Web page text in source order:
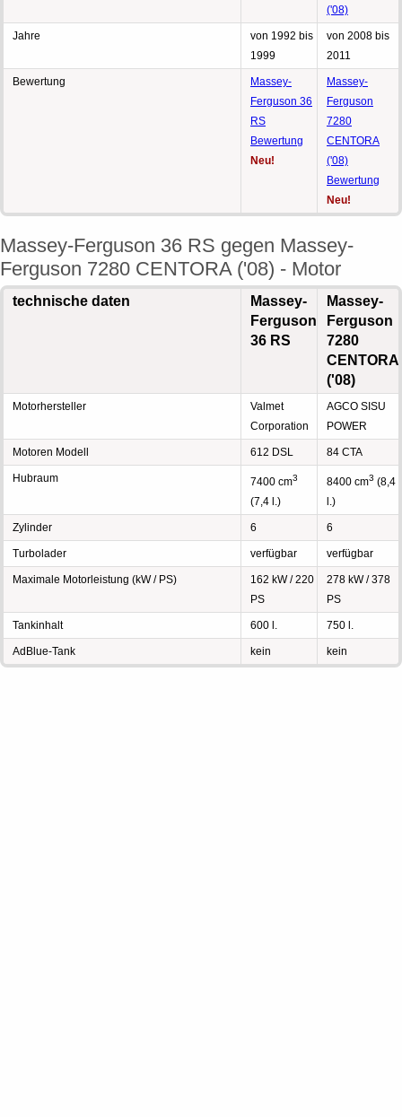
('08)
Jahre
von 1992 bis
1999
von 2008 bis
2011
Bewertung
Massey-
Ferguson 36
RS
Bewertung
Neu!
Massey-
Ferguson
7280
CENTORA
('08)
Bewertung
Neu!
Massey-Ferguson 36 RS gegen Massey-
Ferguson 7280 CENTORA ('08) - Motor
technische daten
Massey-
Ferguson
36 RS
Massey-
Ferguson
7280
CENTORA
('08)
Motorhersteller
Valmet
Corporation
AGCO SISU
POWER
Motoren Modell 612 DSL 84 CTA
Hubraum 7400 cm3
(7,4 l.)
8400 cm3 (8,4
l.)
Zylinder 6 6
Turbolader verfügbar verfügbar
Maximale Motorleistung (kW / PS)
162 kW / 220
PS
278 kW / 378
PS
Tankinhalt 600 l. 750 l.
AdBlue-Tank kein kein